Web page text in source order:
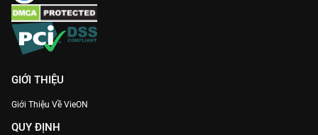
GIỚI THIỆU
Giới Thiệu Về VieON
QUY ĐỊNH